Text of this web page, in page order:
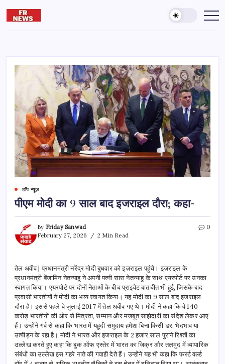
content
Friday
reporter
दुनिया
आख़िरत
पढ़ते
रहना
टॉप न्यूज़
पीएम मोदी का 9 साल बाद इजराइल दौरा; कहा-
By Friday Sanwad
February 27, 2026
2 Min Read
0
तेल अवीव | प्रधानमंत्री नरेंद्र मोदी बुधवार को इज़राइल पहुंचे। इज़राइल के
प्रधानमंत्री बेंजामिन नेतन्याहू ने अपनी पत्नी सारा नेतन्याहू के साथ एयरपोर्ट पर उनका
स्वागत किया। एयरपोर्ट पर दोनों नेताओं के बीच प्राइवेट बातचीत भी हुई, जिसके बाद
प्रवासी भारतीयों ने मोदी का भव्य स्वागत किया। यह मोदी का 9 साल बाद इजराइल
दौरा है। इससे पहले वे जुलाई 2017 में तेल अवीव गए थे। मोदी ने कहा कि वे 140
करोड़ भारतीयों की ओर से मित्रता, सम्मान और मजबूत साझेदारी का संदेश लेकर आए
हैं। उन्होंने गर्व से कहा कि भारत में यहूदी समुदाय हमेशा बिना किसी डर, भेदभाव या
उत्पीड़न के रहा है। मोदी ने भारत और इजराइल के 2 हजार साल पुराने रिश्तों का
उल्लेख करते हुए कहा कि बुक ऑफ एस्तेर में भारत का जिक्र और तलमुद में व्यापारिक
संबंधों का उल्लेख इस गहरे नाते की गवाही देते हैं। उन्होंने यह भी कहा कि फर्स्ट वर्ल्ड